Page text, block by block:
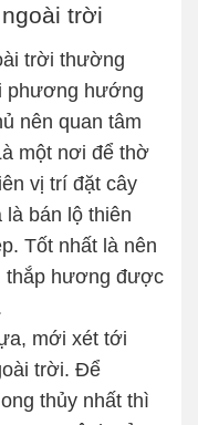
trời
trời thường
phương hướng
nên quan tâm
một nơi để thờ
vị trí đặt cây
bán lộ thiên
Tốt nhất là nên
thắp hương được
mới xét tới
trời. Để
thủy nhất thì